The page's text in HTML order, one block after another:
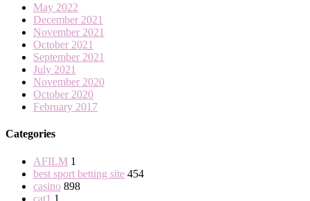
May 2022
December 2021
November 2021
October 2021
September 2021
July 2021
November 2020
October 2020
February 2017
Categories
AFILM 1
best sport betting site 454
casino 898
cat1 1